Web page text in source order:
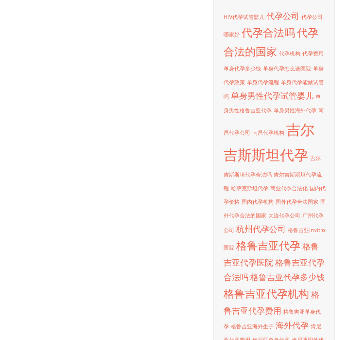
HIV代孕试管婴儿 代孕公司 代孕公司
哪家好 代孕合法吗代孕
合法的国家 代孕机构 代孕费用
单身代孕多少钱 单身代孕怎么选医院 单身
代孕政策 单身代孕流程 单身代孕能做试管
吗 单身男性代孕试管婴儿 单
身男性格鲁吉亚代孕 单身男性海外代孕 南
昌代孕公司 南昌代孕机构 吉尔
吉斯斯坦代孕 吉尔
吉斯斯坦代孕合法吗 吉尔吉斯斯坦代孕流
程 哈萨克斯坦代孕 商业代孕合法化 国内代
孕价格 国内代孕机构 国外代孕合法国家 国
外代孕合法的国家 大连代孕公司 广州代孕
公司 杭州代孕公司 格鲁吉亚Invitro
医院 格鲁吉亚代孕 格鲁
吉亚代孕医院 格鲁吉亚代孕
合法吗格鲁吉亚代孕多少钱
格鲁吉亚代孕机构 格
鲁吉亚代孕费用 格鲁吉亚单身代
孕 格鲁吉亚海外生子 海外代孕 肯尼